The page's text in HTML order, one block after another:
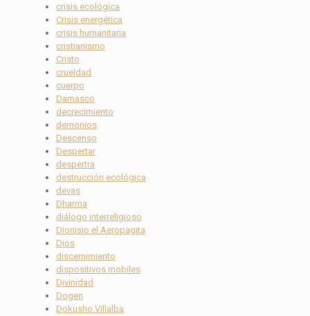
crisis ecológica
Crisis energética
crisis humanitaria
cristianismo
Cristo
crueldad
cuerpo
Damasco
decrecimiento
demonios
Descenso
Despertar
despertra
destrucción ecológica
devas
Dharma
diálogo interreligioso
Dionisio el Aeropagita
Dios
discernimiento
dispositivos mobiles
Divinidad
Dogen
Dokusho Villalba